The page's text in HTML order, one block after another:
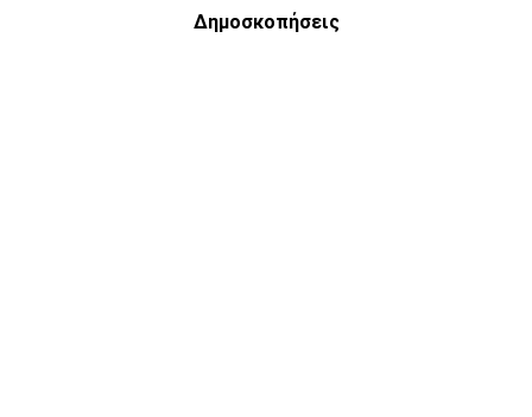
Δημοσκοπήσεις